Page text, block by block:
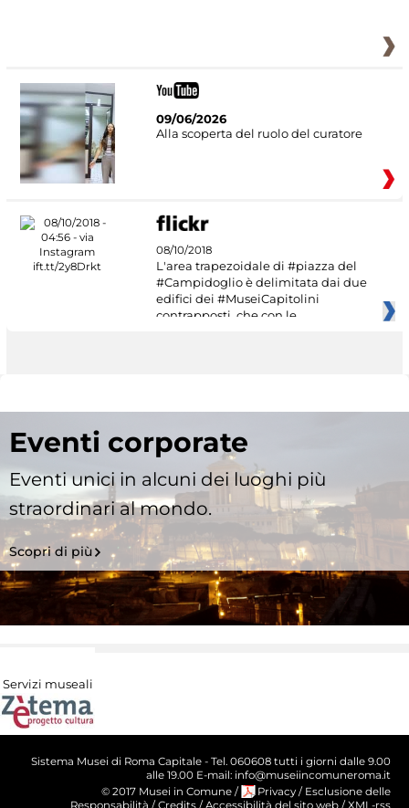
09/06/2026
Alla scoperta del ruolo del curatore
08/10/2018
L'area trapezoidale di #piazza del
#Campidoglio è delimitata dai due
edifici dei #MuseiCapitolini
contrapposti, che con le
Eventi corporate
Eventi unici in alcuni dei luoghi più
straordinari al mondo.
Scopri di più
Servizi museali
Sistema Musei di Roma Capitale - Tel. 060608 tutti i giorni dalle 9.00
alle 19.00 E-mail: info@museiincomuneroma.it
© 2017 Musei in Comune / Privacy / Esclusione delle
Responsabilità / Credits / Accessibilità del sito web / XML-rss